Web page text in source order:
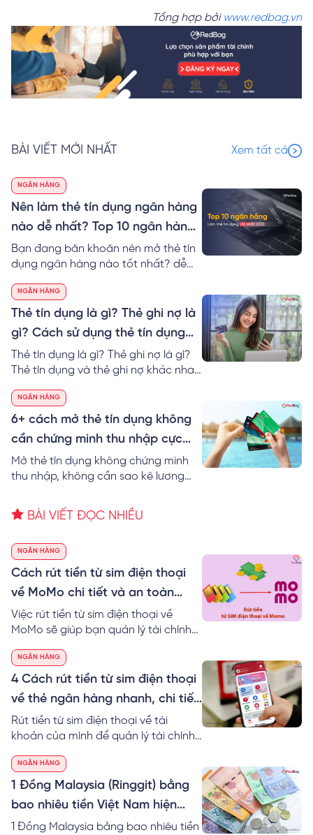
Tổng hợp bởi www.redbag.vn
BÀI VIẾT MỚI NHẤT Xem tất cả
NGÂN HÀNG
Nên làm thẻ tín dụng ngân hàng
nào dễ nhất? Top 10 ngân hàng
làm thẻ tín dụng tốt nhất 2024
Bạn đang băn khoăn nên mở thẻ tín
dụng ngân hàng nào tốt nhất? dễ
thẻ tín dụng các ngân hàng cũng
như gợi ý Top 10 ngân hàng làm thẻ
tín dụng tốt nhất hiện nay.
NGÂN HÀNG
Thẻ tín dụng là gì? Thẻ ghi nợ là
gì? Cách sử dụng thẻ tín dụng
dễ nhất
Thẻ tín dụng là gì? Thẻ ghi nợ là gì?
Thẻ tín dụng và thẻ ghi nợ khác nhau
dụng và cách sử dụng thẻ tín dụng
không mất lãi!
NGÂN HÀNG
6+ cách mở thẻ tín dụng không
cần chứng minh thu nhập cực
đơn giản
Mở thẻ tín dụng không chứng minh
thu nhập, không cần sao kê lương
mở thẻ tín dụng không cần chứng
minh thu nhập cực dễ.
BÀI VIẾT ĐỌC NHIỀU
NGÂN HÀNG
Cách rút tiền từ sim điện thoại
về MoMo chi tiết và an toàn
nhất
Việc rút tiền từ sim điện thoại về
MoMo sẽ giúp bạn quản lý tài chính
dụng tiền linh hoạt vào nhiều công
việc khác nhau nhanh chóng hơn.
Tìm hiểu ngay cách rút tiền từ sim
điện thoại về MoMo an toàn nhé!
NGÂN HÀNG
4 Cách rút tiền từ sim điện thoại
về thẻ ngân hàng nhanh, chi tiết
nhất
Rút tiền từ sim điện thoại về tài
khoản của mình để quản lý tài chính
RedBag khám phá ngay cách rút
tiền từ tài khoản thoại về thẻ ngân
hàng chi tiết.
NGÂN HÀNG
1 Đồng Malaysia (Ringgit) bằng
bao nhiêu tiền Việt Nam hiện
nay?
1 Đồng Malaysia bằng bao nhiêu tiền